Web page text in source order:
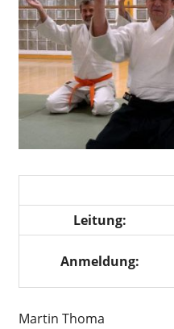
Leitung:
Anmeldung:
Martin Thoma